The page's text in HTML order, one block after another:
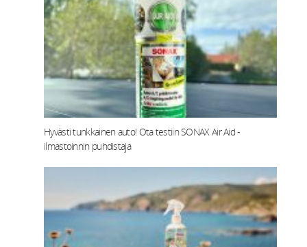
Hyvästi tunkkainen auto! Ota testiin SONAX Air Aid -
ilmastoinnin puhdistaja